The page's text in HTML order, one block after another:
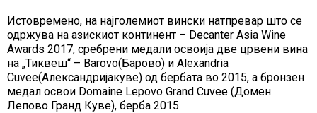
Истовремено, на најголемиот вински натпревар што се
одржува на азискиот континент – Decanter Asia Wine
Awards 2017, сребрени медали освоија две црвени вина
на „Тиквеш“ – Barovo(Барово) и Alexandria
Cuvee(Александријакуве) од бербата во 2015, а бронзен
медал освои Domaine Lepovo Grand Cuvee (Домен
Лепово Гранд Куве), берба 2015.